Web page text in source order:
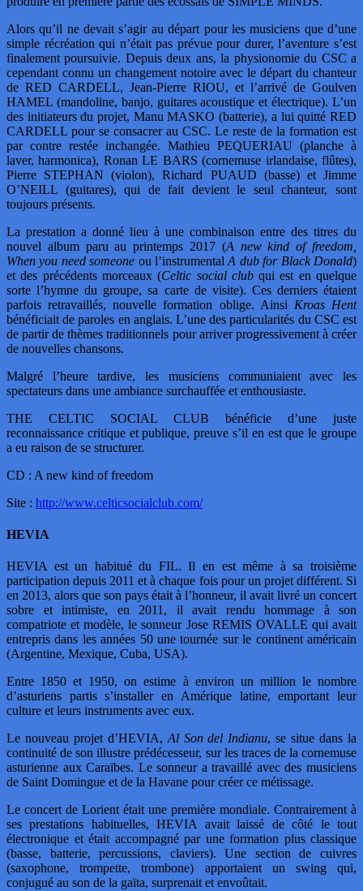
Alors qu’il ne devait s’agir au départ pour les musiciens que d’une
simple récréation qui n’était pas prévue pour durer, l’aventure s’est
finalement poursuivie. Depuis deux ans, la physionomie du CSC a
cependant connu un changement notoire avec le départ du chanteur
de RED CARDELL, Jean-Pierre RIOU, et l’arrivé de Goulven
HAMEL (mandoline, banjo, guitares acoustique et électrique). L’un
des initiateurs du projet, Manu MASKO (batterie), a lui quitté RED
CARDELL pour se consacrer au CSC. Le reste de la formation est
par contre restée inchangée. Mathieu PEQUERIAU (planche à
laver, harmonica), Ronan LE BARS (cornemuse irlandaise, flûtes),
Pierre STEPHAN (violon), Richard PUAUD (basse) et Jimme
O’NEILL (guitares), qui de fait devient le seul chanteur, sont
toujours présents.
La prestation a donné lieu à une combinaison entre des titres du
nouvel album paru au printemps 2017 (A new kind of freedom,
When you need someone ou l’instrumentalA dub for Black Donald)
et des précédents morceaux (Celtic social clubqui est en quelque
sorte l’hymne du groupe, sa carte de visite). Ces derniers étaient
parfois retravaillés, nouvelle formation oblige. Ainsi Kroas Hent
bénéficiait de paroles en anglais. L’une des particularités du CSC est
de partir de thèmes traditionnels pour arriver progressivement à créer
de nouvelles chansons.
Malgré l’heure tardive, les musiciens communiaient avec les
spectateurs dans une ambiance surchauffée et enthousiaste.
THE CELTIC SOCIAL CLUB bénéficie d’une juste
reconnaissance critique et publique, preuve s’il en est que le groupe
a eu raison de se structurer.
CD : A new kind of freedom
Site : http://www.celticsocialclub.com/
HEVIA
HEVIA est un habitué du FIL. Il en est même à sa troisième
participation depuis 2011 et à chaque fois pour un projet différent. Si
en 2013, alors que son pays était à l’honneur, il avait livré un concert
sobre et intimiste, en 2011, il avait rendu hommage à son
compatriote et modèle, le sonneur Jose REMIS OVALLE qui avait
entrepris dans les années 50 une tournée sur le continent américain
(Argentine, Mexique, Cuba, USA).
Entre 1850 et 1950, on estime à environ un million le nombre
d’asturiens partis s’installer en Amérique latine, emportant leur
culture et leurs instruments avec eux.
Le nouveau projet d’HEVIA, Al Son del Indianu, se situe dans la
continuité de son illustre prédécesseur, sur les traces de la cornemuse
asturienne aux Caraïbes. Le sonneur a travaillé avec des musiciens
de Saint Domingue et de la Havane pour créer ce métissage.
Le concert de Lorient était une première mondiale. Contrairement à
ses prestations habituelles, HEVIA avait laissé de côté le tout
électronique et était accompagné par une formation plus classique
(basse, batterie, percussions, claviers). Une section de cuivres
(saxophone, trompette, trombone) apportaient un swing qui,
conjugué au son de la gaïta, surprenait et envoûtait.